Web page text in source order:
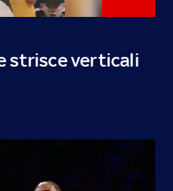
strisce verticali